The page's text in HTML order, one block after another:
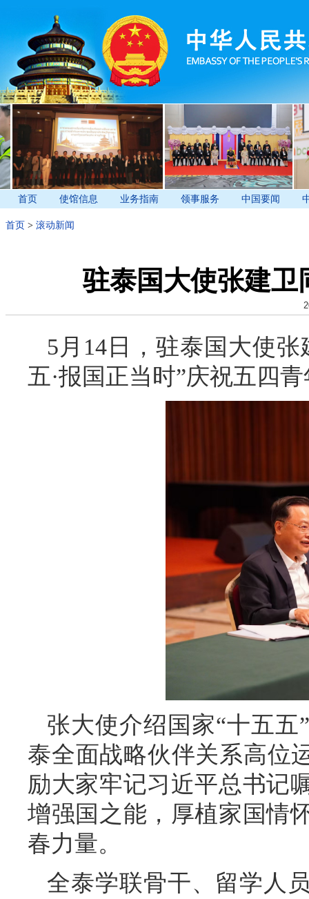
首页 使馆信息 业务指南 领事服务 中国要闻
首页 > 滚动新闻
驻泰国大使张建卫
5月14日，驻泰国大使
五·报国正当时”庆祝五四
张大使介绍国家“十五
泰全面战略伙伴关系高位
励大家牢记习近平总书记
增强国之能，厚植家国情
春力量。
全泰学联骨干、留学人